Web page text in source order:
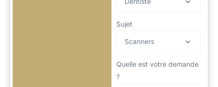
Sujet
Quelle est votre demande
?